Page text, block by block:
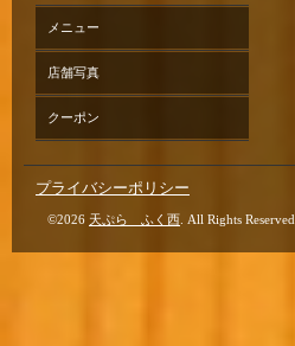
メニュー
店舗写真
クーポン
プライバシーポリシー
©2026 天ぷら ふく西 . All Rights Reserved.